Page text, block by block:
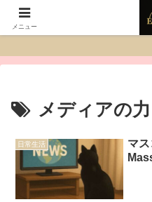
メディアの力
日常生活
マ
メニュー